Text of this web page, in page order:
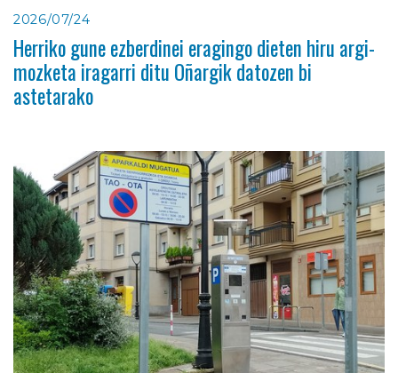
2026/07/24
Herriko gune ezberdinei eragingo dieten hiru argi-
mozketa iragarri ditu Oñargik datozen bi
astetarako